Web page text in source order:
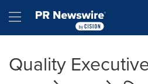
Hamburger menu
Quality